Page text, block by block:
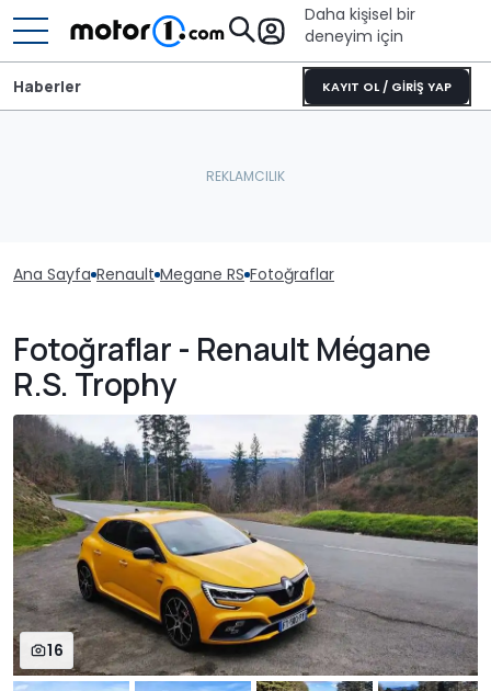
Daha kişisel bir
deneyim için
KAYIT OL / GİRİŞ YAP
Haberler
Ana Sayfa Renault Megane RS Fotoğraflar
Fotoğraflar - Renault Mégane
R.S. Trophy
16